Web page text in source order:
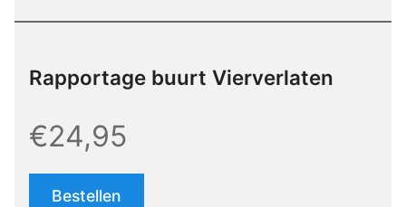
Rapportage buurt Vierverlaten
€24,95
Bestellen